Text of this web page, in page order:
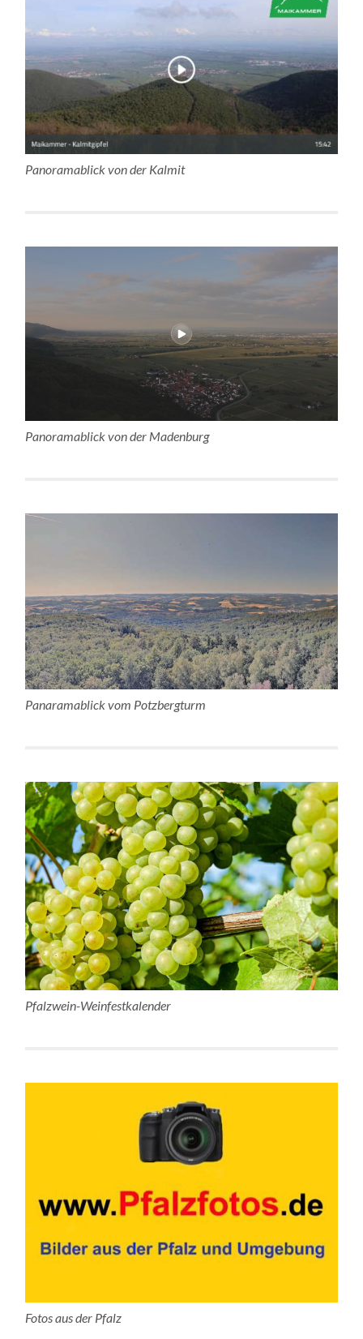
Panoramablick von der Kalmit
Panoramablick von der Madenburg
Panaramablick vom Potzbergturm
Pfalzwein-Weinfestkalender
Fotos aus der Pfalz